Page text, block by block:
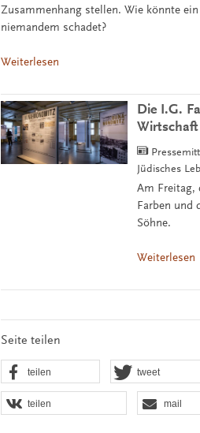
Zusammenhang stellen. Wie könnte
niemandem schadet?
Weiterlesen
Die I.G.
Jüdisches
Am Freitag,
Farben und
Söhne.
Weiterlesen
Seite teilen
teilen tweet
teilen mail